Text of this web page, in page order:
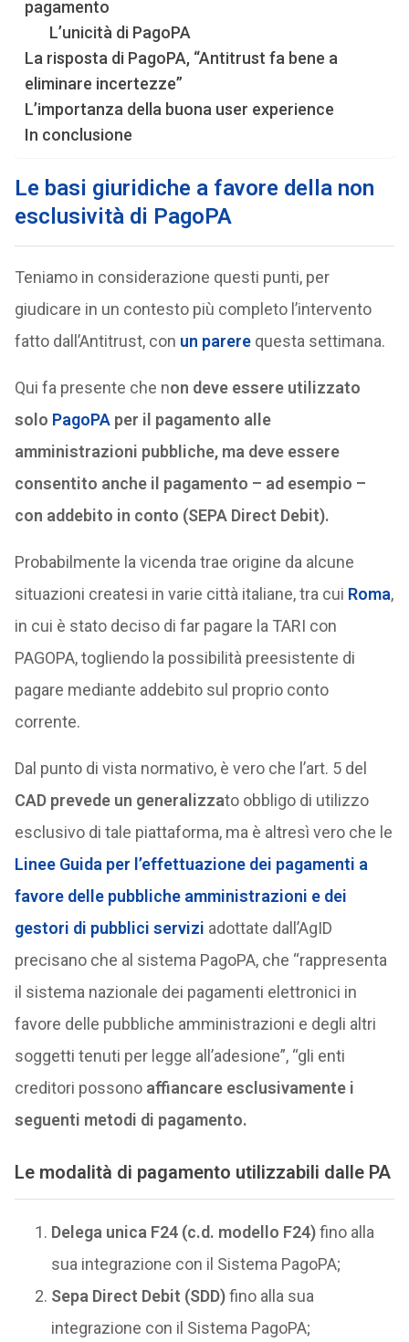
pagamento
L’unicità di PagoPA
La risposta di PagoPA, “Antitrust fa bene a
eliminare incertezze”
L’importanza della buona user experience
In conclusione
Le basi giuridiche a favore della non
esclusività di PagoPA
Teniamo in considerazione questi punti, per
giudicare in un contesto più completo l’intervento
fatto dall’Antitrust, con un parerequesta settimana.
Qui fa presente che non deve essere utilizzato
solo PagoPAper il pagamento alle
amministrazioni pubbliche, ma deve essere
consentito anche il pagamento – ad esempio –
con addebito in conto (SEPA Direct Debit).
Probabilmente la vicenda trae origine da alcune
situazioni createsi in varie città italiane, tra cui Roma,
in cui è stato deciso di far pagare la TARI con
PAGOPA, togliendo la possibilità preesistente di
pagare mediante addebito sul proprio conto
corrente.
Dal punto di vista normativo, è vero che l’art. 5 del
CAD prevede un generalizzato obbligo di utilizzo
esclusivo di tale piattaforma, ma è altresì vero che le
Linee Guida per l’effettuazione dei pagamenti a
favore delle pubbliche amministrazioni e dei
gestori di pubblici servizi adottate dall’AgID
precisano che al sistema PagoPA, che “rappresenta
il sistema nazionale dei pagamenti elettronici in
favore delle pubbliche amministrazioni e degli altri
soggetti tenuti per legge all’adesione”, “gli enti
creditori possono affiancare esclusivamente i
seguenti metodi di pagamento.
Le modalità di pagamento utilizzabili dalle PA
Delega unica F24 (c.d. modello F24)fino alla
sua integrazione con il Sistema PagoPA;
Sepa Direct Debit (SDD)fino alla sua
integrazione con il Sistema PagoPA;